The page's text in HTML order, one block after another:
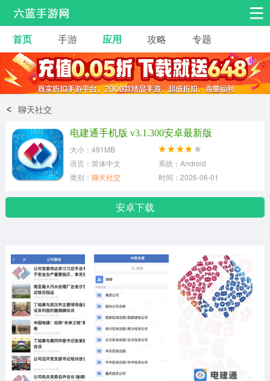
安卓手游 手游工具
热门手游 角色扮演 益智休闲
动作射击
冒险解谜
首页 手游 应用 攻略 专题
聊天社交
电建通手机版 v3.1.300安卓最新版
大小：491MB
语言：简体中文
系统：Android
类别： 聊天社交 时间：2026-06-01
安卓下载